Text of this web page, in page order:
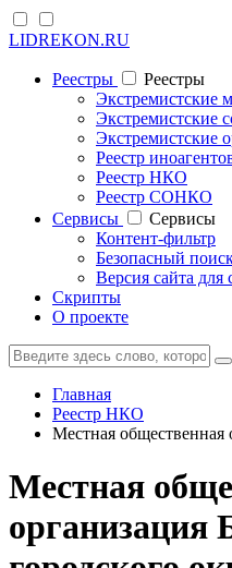
LIDREKON.RU
Реестры
Реестры
Экстремистские
Экстремистские
Экстремистские
Реестр
Реестр НКО
Реестр СОНКО
Cервисы
Cервисы
Контент-фильтр
Безопасный
Версия сайта для
Скрипты
О проекте
Главная
Реестр НКО
Местная общественная
Местная
организация